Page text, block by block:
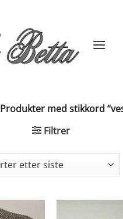
Produkter med stikkord
Filtrer